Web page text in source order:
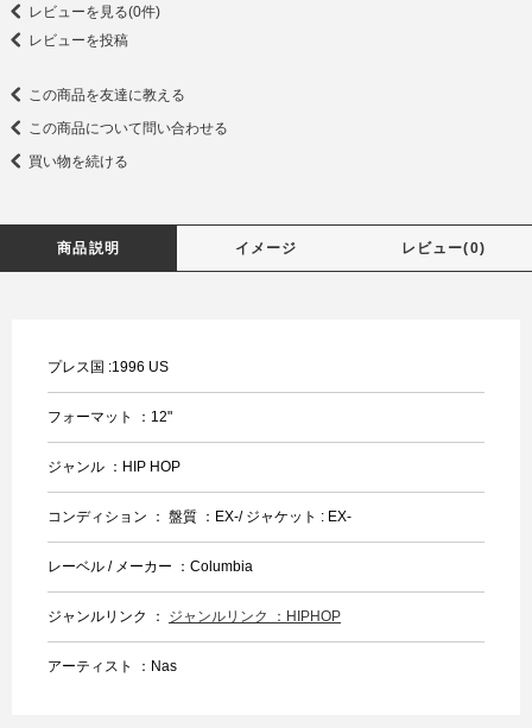
レビューを見る(0件)
レビューを投稿
この商品を友達に教える
この商品について問い合わせる
買い物を続ける
商品説明 イメージ レビュー(0)
プレス国 :1996 US
フォーマット ：12"
ジャンル ：HIP HOP
コンディション ： 盤質 ：EX-/ ジャケット : EX-
レーベル / メーカー ：Columbia
ジャンルリンク ： ジャンルリンク ：HIPHOP
アーティスト ：Nas